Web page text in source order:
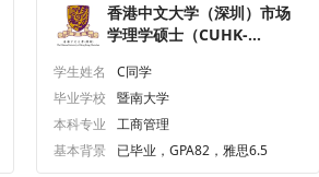
香港中文大学（深圳）市场
学理学硕士（CUHK-
枚
学生姓名
C同学
毕业学校
暨南大学
本科专业
工商管理
基本背景
已毕业，GPA82，雅思6.5